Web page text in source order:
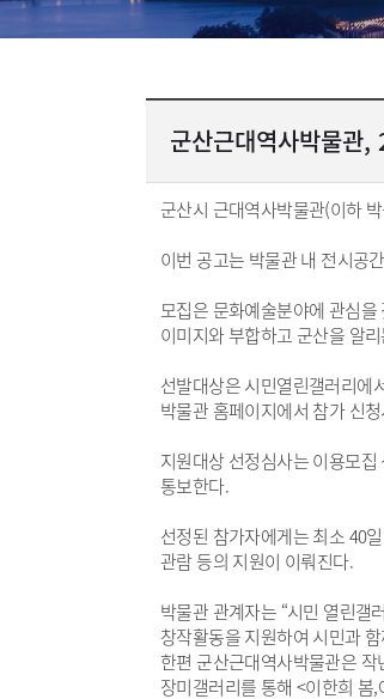
군산근대역사박물관
군산시 근대역사박물관(이하
이번 공고는 박물관 내 전시공
모집은 문화예술분야에 관심
이미지와 부합하고 군산을 알
선발대상은 시민열린갤러리에
박물관 홈페이지에서 참가 신
지원대상 선정심사는 이용모
통보한다.
선정된 참가자에게는 최소 40
관람 등의 지원이 이뤄진다.
박물관 관계자는 “시민 열린갤
창작활동을 지원하여 시민과
한편 군산근대역사박물관은
장미갤러리를 통해 <이한희 봄